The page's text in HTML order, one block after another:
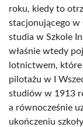
roku, kiedy to
stacjonującego w
studia w Szkole
właśnie wtedy
lotnictwem, które
pilotażu w I
studiów w 1913
a równocześnie
ukończeniu